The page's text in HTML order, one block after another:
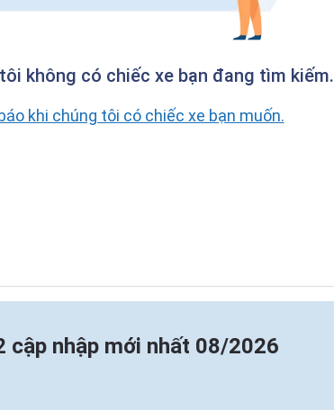
không có chiếc xe bạn đang tìm kiếm.
khi chúng tôi có chiếc xe bạn muốn.
cập nhập mới nhất 08/2026